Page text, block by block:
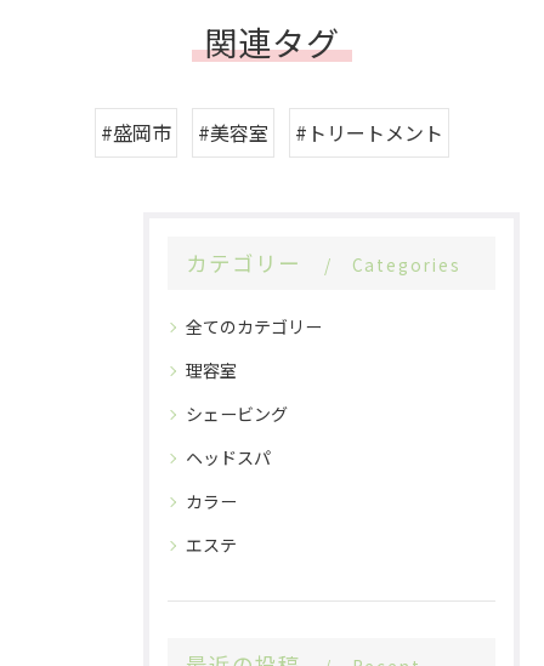
関連タグ
#盛岡市 #美容室 #トリートメント
カテゴリー Categories
全てのカテゴリー
理容室
シェービング
ヘッドスパ
カラー
エステ